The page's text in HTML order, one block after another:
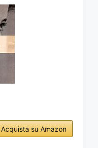
Acquista su Amazon